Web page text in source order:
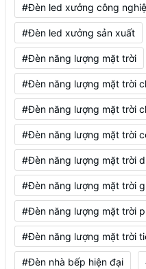
#Đèn led xưởng công
#Đèn led xưởng sản xuất
#Đèn năng lượng mặt trời
#Đèn năng lượng mặt trời
#Đèn năng lượng mặt trời
#Đèn năng lượng mặt trời
#Đèn năng lượng mặt trời
#Đèn năng lượng mặt trời
#Đèn năng lượng mặt trời
#Đèn năng lượng mặt trời
#Đèn nhà bếp hiện đại